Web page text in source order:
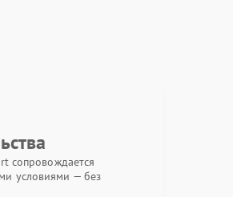
сопровождается
условиями — без